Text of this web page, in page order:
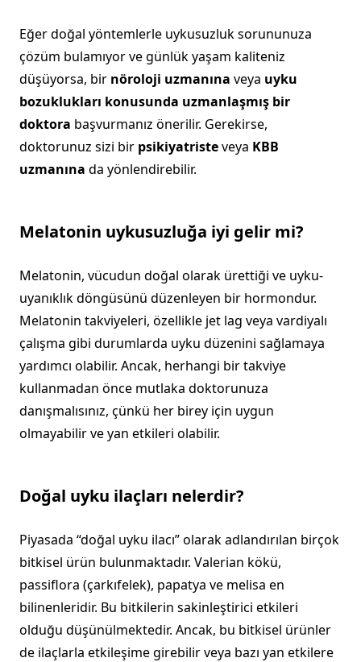
Eğer doğal yöntemlerle uykusuzluk sorununuza
çözüm bulamıyor ve günlük yaşam kaliteniz
düşüyorsa, bir nöroloji uzmanına veya uyku
bozuklukları konusunda uzmanlaşmış bir
doktora başvurmanız önerilir. Gerekirse,
doktorunuz sizi bir psikiyatristeveya KBB
uzmanına da yönlendirebilir.
Melatonin uykusuzluğa iyi gelir mi?
Melatonin, vücudun doğal olarak ürettiği ve uyku-
uyanıklık döngüsünü düzenleyen bir hormondur.
Melatonin takviyeleri, özellikle jet lag veya vardiyalı
çalışma gibi durumlarda uyku düzenini sağlamaya
yardımcı olabilir. Ancak, herhangi bir takviye
kullanmadan önce mutlaka doktorunuza
danışmalısınız, çünkü her birey için uygun
olmayabilir ve yan etkileri olabilir.
Doğal uyku ilaçları nelerdir?
Piyasada “doğal uyku ilacı” olarak adlandırılan birçok
bitkisel ürün bulunmaktadır. Valerian kökü,
passiflora (çarkıfelek), papatya ve melisa en
bilinenleridir. Bu bitkilerin sakinleştirici etkileri
olduğu düşünülmektedir. Ancak, bu bitkisel ürünler
de ilaçlarla etkileşime girebilir veya bazı yan etkilere